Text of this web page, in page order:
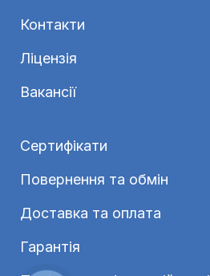
Контакти
Ліцензія
Вакансії
Сертифікати
Повернення та обмін
Доставка та оплата
Гарантія